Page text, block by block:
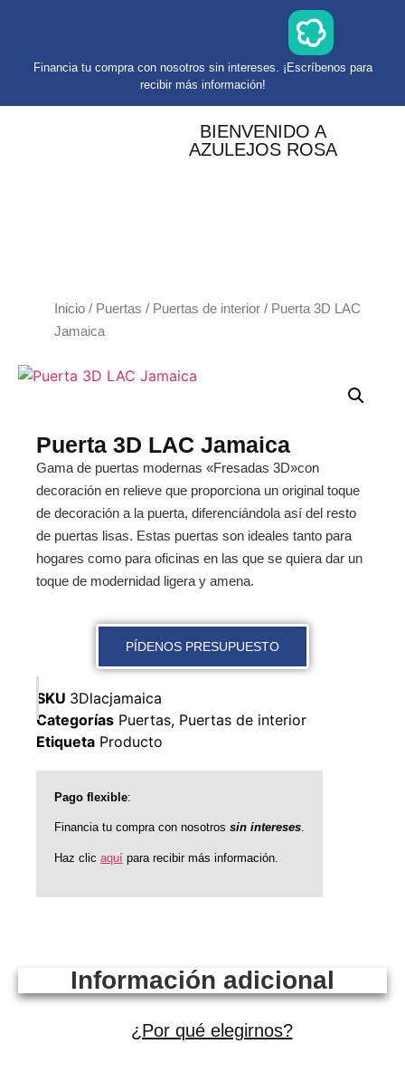
Financia tu compra con nosotros sin intereses. ¡Escríbenos para
recibir más información!
BIENVENIDO A
AZULEJOS ROSA
Inicio / Puertas / Puertas de interior / Puerta 3D LAC
Jamaica
Puerta 3D LAC Jamaica
Gama de puertas modernas «Fresadas 3D»con
decoración en relieve que proporciona un original toque
de decoración a la puerta, diferenciándola así del resto
de puertas lisas. Estas puertas son ideales tanto para
hogares como para oficinas en las que se quiera dar un
toque de modernidad ligera y amena.
PÍDENOS PRESUPUESTO
SKU 3Dlacjamaica
Categorías Puertas, Puertas de interior
Etiqueta Producto
Pago flexible:
Financia tu compra con nosotros sin intereses.
Haz clic aquí para recibir más información.
Información adicional
¿Por qué elegirnos?